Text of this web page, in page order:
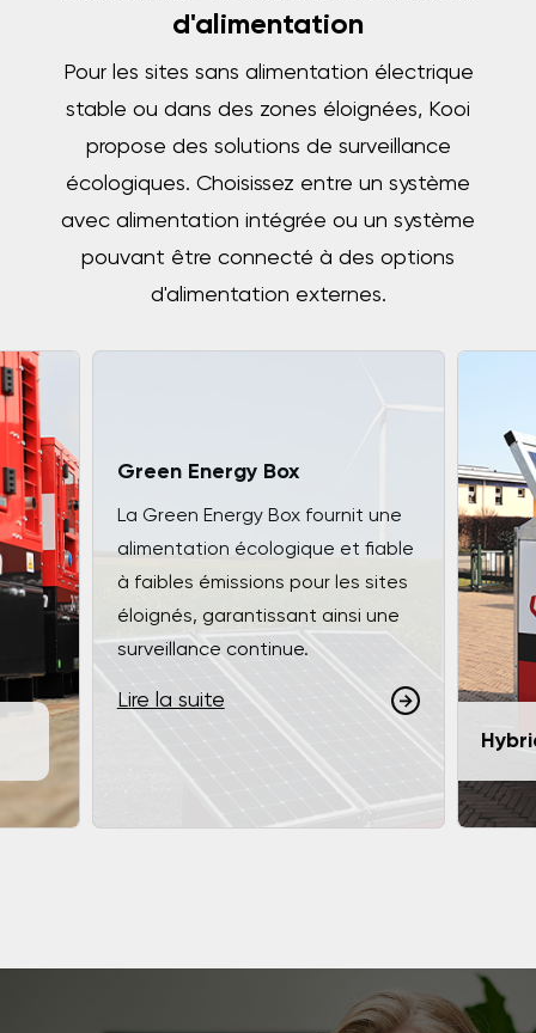
d'alimentation
Pour les sites sans alimentation électrique
stable ou dans des zones éloignées, Kooi
propose des solutions de surveillance
écologiques. Choisissez entre un système
avec alimentation intégrée ou un système
pouvant être connecté à des options
d'alimentation externes.
Green Energy Box
La Green Energy Box fournit une
alimentation écologique et fiable
à faibles émissions pour les sites
éloignés, garantissant ainsi une
surveillance continue.
Lire la suite